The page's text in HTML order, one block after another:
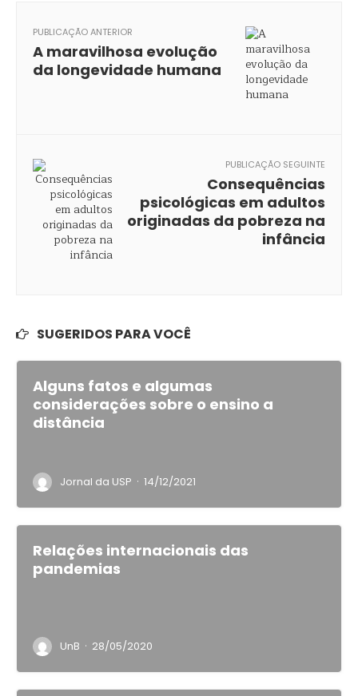
PUBLICAÇÃO ANTERIOR
A maravilhosa evolução
da longevidade humana
PUBLICAÇÃO SEGUINTE
Consequências
psicológicas em adultos
originadas da pobreza na
infância
SUGERIDOS PARA VOCÊ
Alguns fatos e algumas
considerações sobre o ensino a
distância
Jornal da USP · 14/12/2021
Relações internacionais das
pandemias
UnB · 28/05/2020